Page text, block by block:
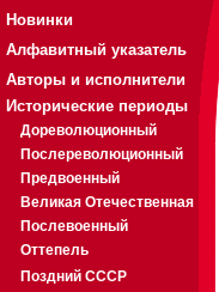
Новинки
Алфавитный указатель
Авторы и исполнители
Исторические периоды
Дореволюционный
Послереволюционный
Предвоенный
Великая Отечественная
Послевоенный
Оттепель
Поздний СССР